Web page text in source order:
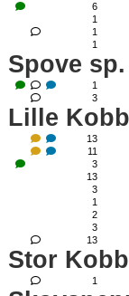
6
1
1
1
Spove sp.
1
3
Lille
13
11
3
13
3
1
2
3
13
Stor
1